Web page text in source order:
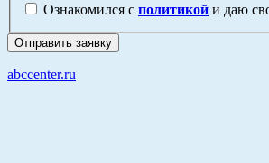
Ознакомился с политикой и даю
abccenter.ru